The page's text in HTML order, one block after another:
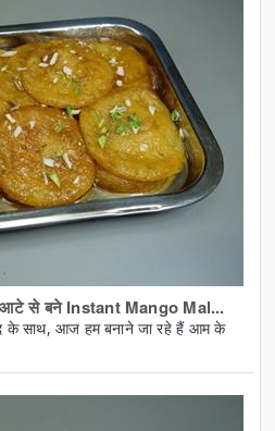
से बने Instant Mango Mal...
के साथ, आज हम बनाने जा रहे हैं आम के